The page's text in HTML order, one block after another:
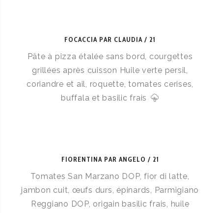
FOCACCIA PAR CLAUDIA 21
Pâte à pizza étalée sans bord, courgettes
grillées après cuisson Huile verte persil,
coriandre et ail, roquette, tomates cerises,
buffala et basilic frais
FIORENTINA PAR ANGELO 21
Tomates San Marzano DOP, fior di latte,
jambon cuit, œufs durs, épinards, Parmigiano
Reggiano DOP, origain basilic frais, huile